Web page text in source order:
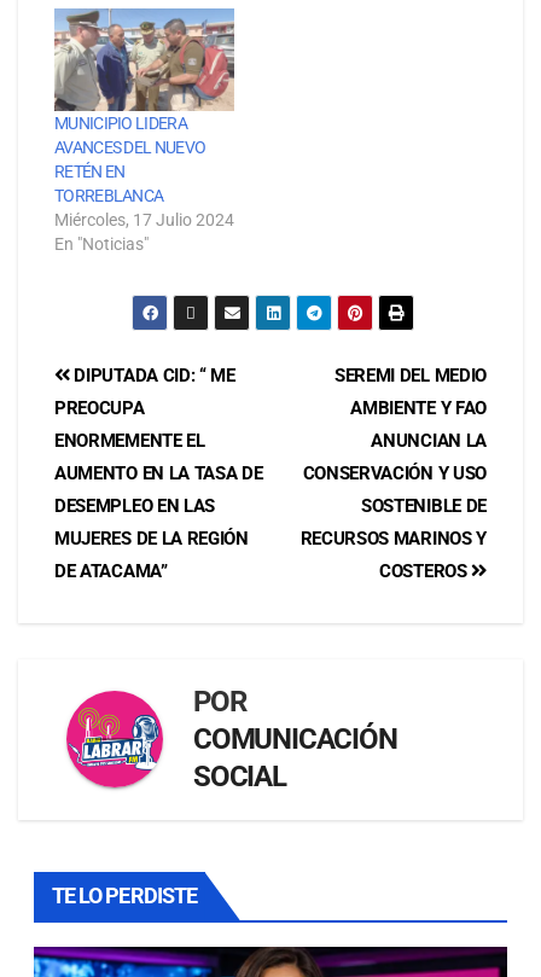
MUNICIPIO LIDERA
AVANCES DEL NUEVO
RETÉN EN
TORREBLANCA
Miércoles, 17 Julio 2024
En "Noticias"
SEREMI DEL MEDIO
AMBIENTE Y FAO
ANUNCIAN LA
CONSERVACIÓN Y USO
SOSTENIBLE DE
RECURSOS MARINOS Y
COSTEROS
DIPUTADA CID: “ ME
PREOCUPA
ENORMEMENTE EL
AUMENTO EN LA TASA DE
DESEMPLEO EN LAS
MUJERES DE LA REGIÓN
DE ATACAMA”
POR
COMUNICACIÓN
SOCIAL
TE LO PERDISTE